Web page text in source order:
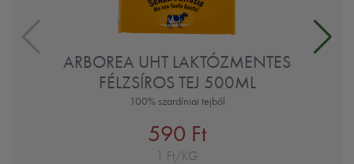
ARBOREA UHT LAKTÓZMENTES
FÉLZSÍROS TEJ 500ML
100% szardíniai tejből
590 Ft
1 Ft/KG